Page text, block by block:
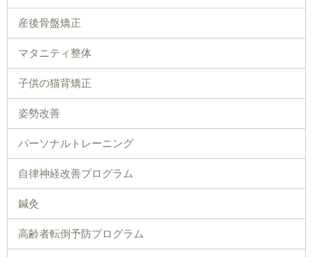
産後骨盤矯正
マタニティ整体
子供の猫背矯正
姿勢改善
パーソナルトレーニング
自律神経改善プログラム
鍼灸
高齢者転倒予防プログラム